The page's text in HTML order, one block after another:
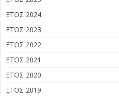
ΕΤΟΣ 2024
ΕΤΟΣ 2023
ΕΤΟΣ 2022
ΕΤΟΣ 2021
ΕΤΟΣ 2020
ΕΤΟΣ 2019